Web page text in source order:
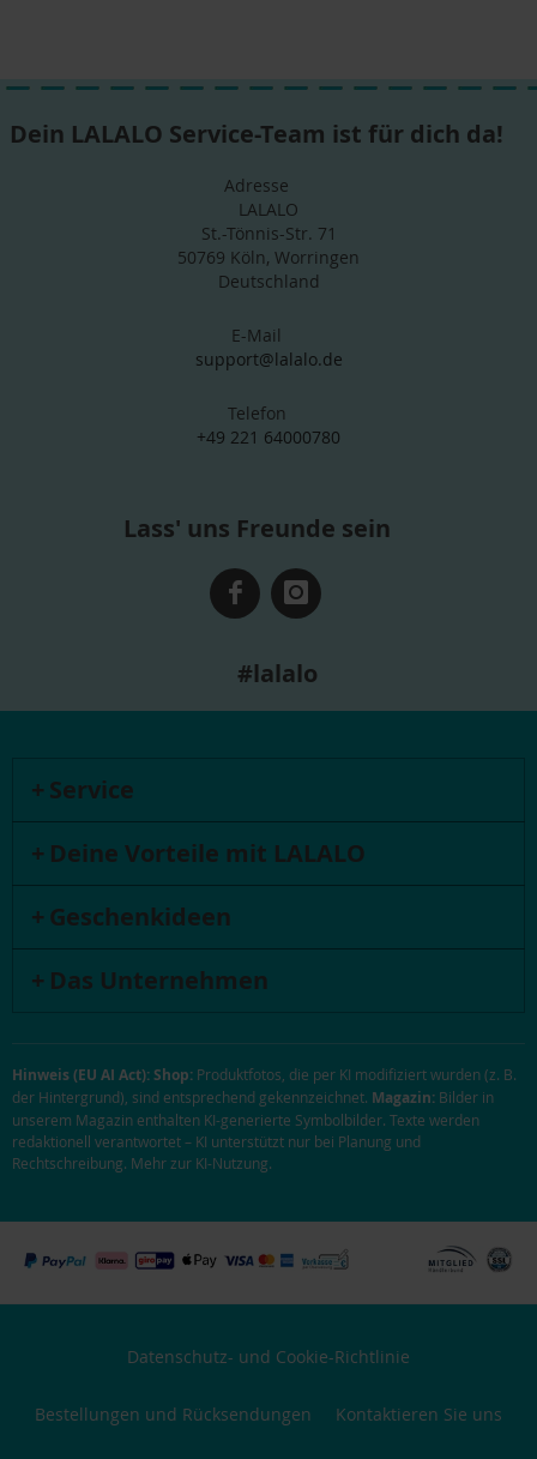
Dein LALALO Service-Team ist für dich da!
Adresse
LALALO
St.-Tönnis-Str. 71
50769 Köln, Worringen
Deutschland
E-Mail
support@lalalo.de
Telefon
+49 221 64000780
Lass' uns Freunde sein
#lalalo
Service
Deine Vorteile mit LALALO
Geschenkideen
Das Unternehmen
Hinweis (EU AI Act):Shop: Produktfotos, die per KI modifiziert wurden (z. B.
der Hintergrund), sind entsprechend gekennzeichnet. Magazin: Bilder in
unserem Magazin enthalten KI-generierte Symbolbilder. Texte werden
redaktionell verantwortet – KI unterstützt nur bei Planung und
Rechtschreibung. Mehr zur KI-Nutzung.
Datenschutz- und Cookie-Richtlinie
Bestellungen und Rücksendungen Kontaktieren Sie uns